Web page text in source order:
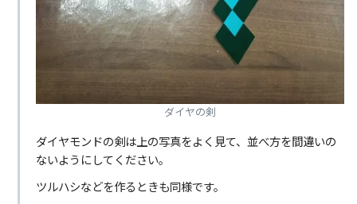
ダイヤの剣
ダイヤモンドの剣は上の写真をよく見て、並べ方を間違いの
ないようにしてください。
ツルハシなどを作るときも同様です。